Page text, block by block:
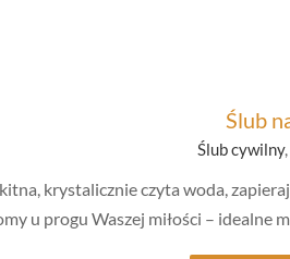
Ślub
Ślub cywilny,
krystalicznie czyta woda,
u progu Waszej miłości – idealne